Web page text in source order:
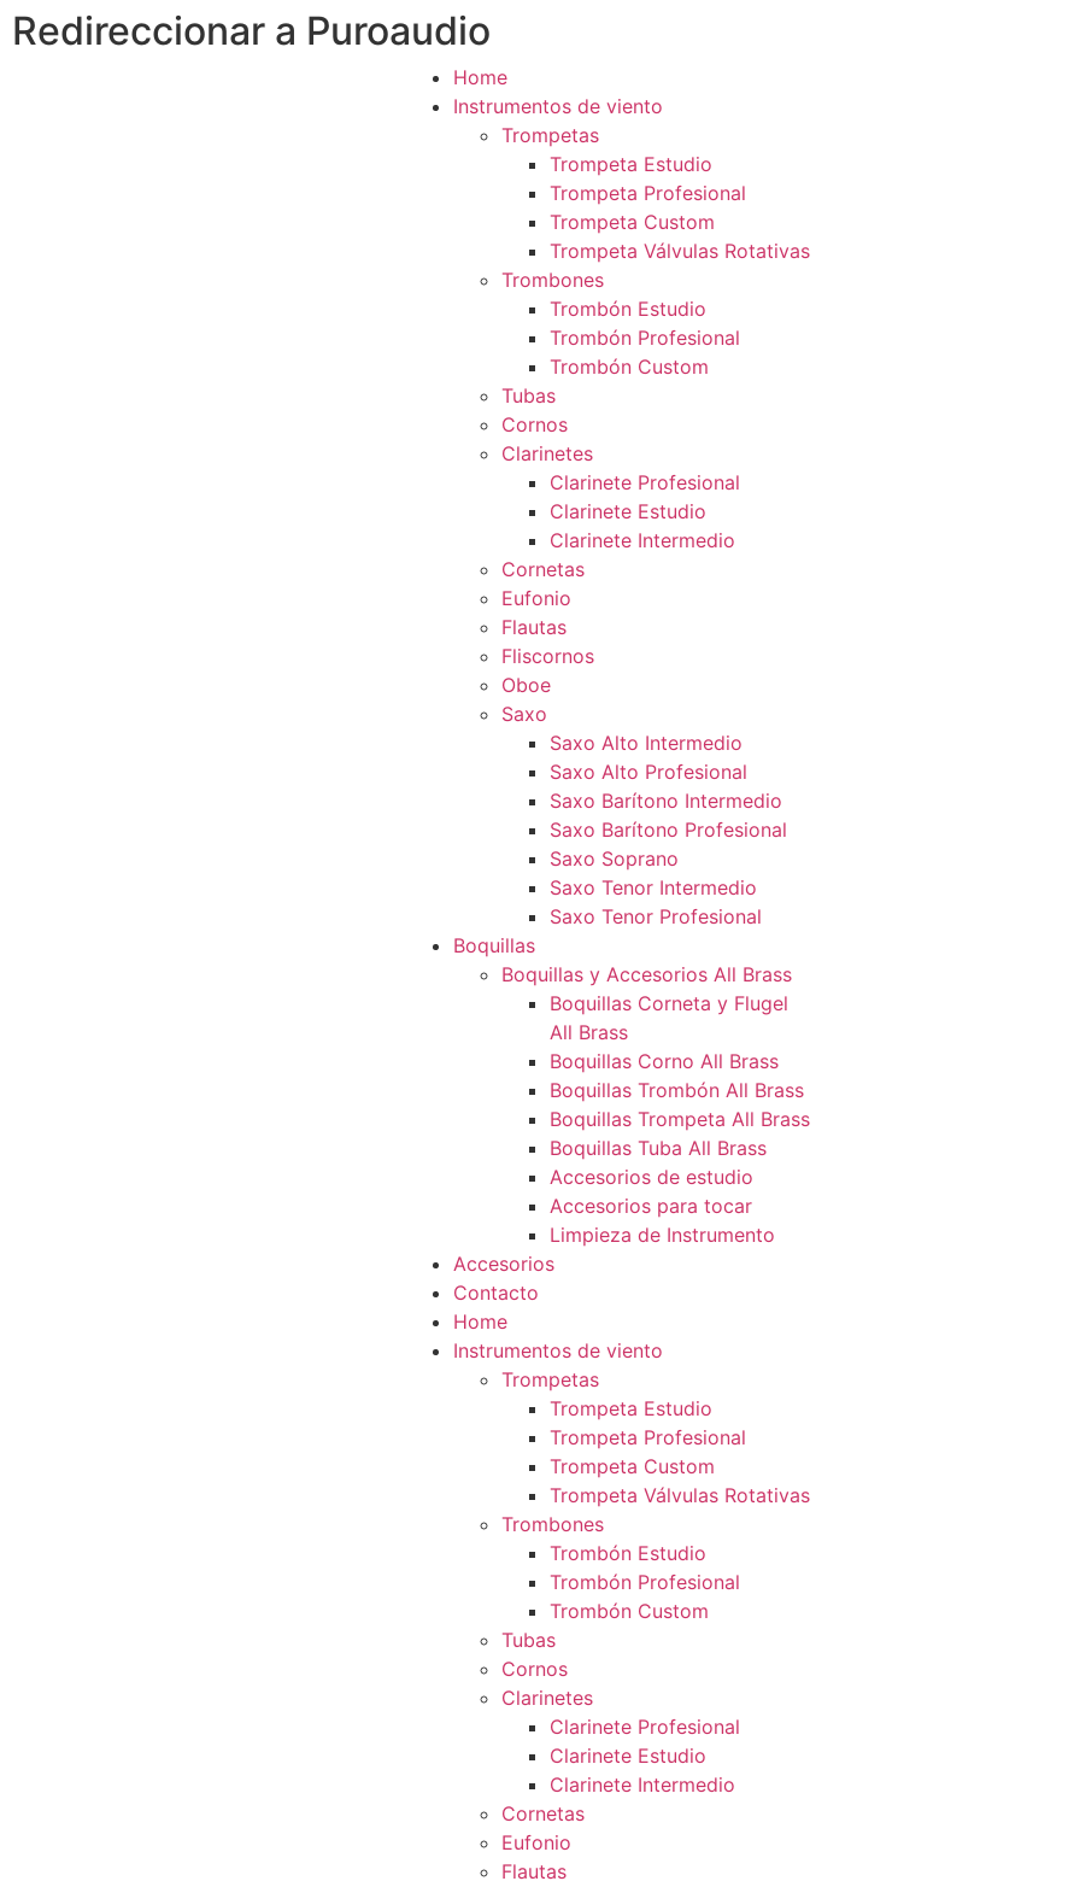
Redireccionar a Puroaudio
Home
Instrumentos de viento
Trompetas
Trompeta Estudio
Trompeta Profesional
Trompeta Custom
Trompeta Válvulas Rotativas
Trombones
Trombón Estudio
Trombón Profesional
Trombón Custom
Tubas
Cornos
Clarinetes
Clarinete Profesional
Clarinete Estudio
Clarinete Intermedio
Cornetas
Eufonio
Flautas
Fliscornos
Oboe
Saxo
Saxo Alto Intermedio
Saxo Alto Profesional
Saxo Barítono Intermedio
Saxo Barítono Profesional
Saxo Soprano
Saxo Tenor Intermedio
Saxo Tenor Profesional
Boquillas
Boquillas y Accesorios All Brass
Boquillas Corneta y Flugel
All Brass
Boquillas Corno All Brass
Boquillas Trombón All Brass
Boquillas Trompeta All Brass
Boquillas Tuba All Brass
Accesorios de estudio
Accesorios para tocar
Limpieza de Instrumento
Accesorios
Contacto
Home
Instrumentos de viento
Trompetas
Trompeta Estudio
Trompeta Profesional
Trompeta Custom
Trompeta Válvulas Rotativas
Trombones
Trombón Estudio
Trombón Profesional
Trombón Custom
Tubas
Cornos
Clarinetes
Clarinete Profesional
Clarinete Estudio
Clarinete Intermedio
Cornetas
Eufonio
Flautas